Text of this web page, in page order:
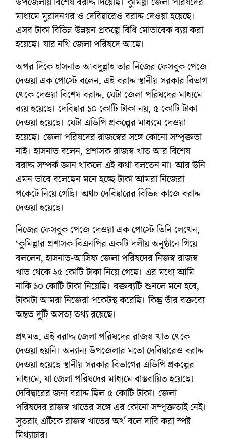
মাধ্যমে মুরাদনগর ও দেবিদ্বারেও বরাদ্দ দেওয়া হয়েছে।
এসব টাকা বিভিন্ন উন্নয়ন প্রকল্পে বিধি মোতাবেক ব্যয় করা
হয়েছে। যার নথি জেলা পরিষদে আছে।
অপর দিকে হাসনাত আবদুল্লাহ তার নিজের ফেসবুক পেজে
দেওয়া এক পোস্টে বলেন, এই বরাদ্দ স্থানীয় সরকার বিভাগ
থেকে দেওয়া বিশেষ বরাদ্দ, যেটা জেলা পরিষদের মাধ্যমে
ব্যয় হয়েছে। দেবিদ্বার ১০ কোটি টাকা নয়, ৫ কোটি টাকা
দেওয়া হয়েছে। যেটা এডিপি প্রকল্পের মাধ্যমে দেওয়া
হয়েছে। জেলা পরিষদের রাজস্বের সঙ্গে কোনো সম্পৃক্ততা
নাই। হাসনাত বলেন, প্রশাসক রাজস্ব খাত আর বিশেষ
বরাদ্দ সম্পর্ক জ্ঞান থাকলে এই কথা বলতেন না। আর উনি
এমন ভাবে বলেছেন মনে হচ্ছে টাকা আমরা নিজেরা
পকেটে নিয়ে গেছি। অথচ দেবিদ্বারের বিভিন্ন কাজে বরাদ্দ
দেওয়া হয়েছে।
নিজের ফেসবুক পেজে দেওয়া এক পোস্টে তিনি লেখেন,
‘কুমিল্লার প্রশাসক বিএনপির একটি দলীয় অনুষ্ঠানে গিয়ে
বললেন, হাসনাত-আসিফ জেলা পরিষদের নিজস্ব রাজস্ব
খাত থেকে ২৫ কোটি টাকা নিয়ে গেছে। এর মধ্যে আমি
নাকি ১০ কোটি টাকা নিয়েছি। বক্তব্যটি শুনলে মনে হবে,
টাকাটা আমরা নিজেরা পকেটস্থ করেছি। কিন্তু তাঁর বক্তব্যে
অন্তত দুটি অসত্য তথ্য রয়েছে।
প্রথমত, এই বরাদ্দ জেলা পরিষদের রাজস্ব খাত থেকে
দেওয়া হয়নি। অন্যান্য উপজেলার মতো দেবিদ্বারেও বরাদ্দ
দেওয়া হয়েছে স্থানীয় সরকার বিভাগের এডিপি প্রকল্পের
মাধ্যমে, যা জেলা পরিষদের মাধ্যমে বাস্তবায়িত হয়েছে।
দেবিদ্বারের জন্য বরাদ্দ ছিল ৫ কোটি টাকা। জেলা
পরিষদের রাজস্ব খাতের সঙ্গে এর কোনো সম্পৃক্ততাই নেই।
সুতরাং এটিকে রাজস্ব খাতের অর্থ বলে দাবি করা স্পষ্ট
মিথ্যাচার।